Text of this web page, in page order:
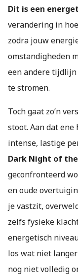
Dit is een
verandering in
zodra jouw
omstandigheden
een andere
te stromen.
Toch gaat zo’n
stoot. Aan dat
intense, lastige
Dark Night of
geconfronteerd
en oude
je vastzit,
zelfs fysieke
energetisch
los wat niet
nog niet volledig